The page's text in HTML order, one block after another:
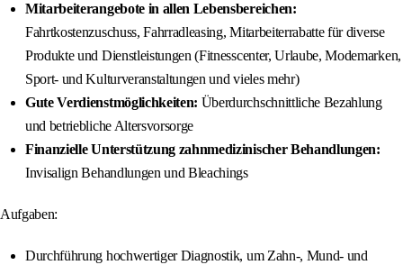
Mitarbeiterangebote in allen Lebensbereichen:
Fahrtkostenzuschuss, Fahrradleasing, Mitarbeiterrabatte für diverse
Produkte und Dienstleistungen (Fitnesscenter, Urlaube, Modemarken,
Sport- und Kulturveranstaltungen und vieles mehr)
Gute Verdienstmöglichkeiten: Überdurchschnittliche Bezahlung
und betriebliche Altersvorsorge
Finanzielle Unterstützung zahnmedizinischer Behandlungen:
Invisalign Behandlungen und Bleachings
Aufgaben:
Durchführung hochwertiger Diagnostik, um Zahn-, Mund- und